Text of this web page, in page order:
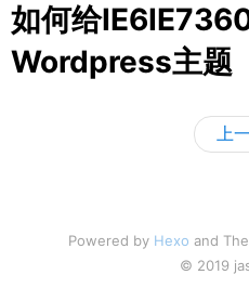
如何给
Wordpress主题
上
Powered by Hexo and
© 2019